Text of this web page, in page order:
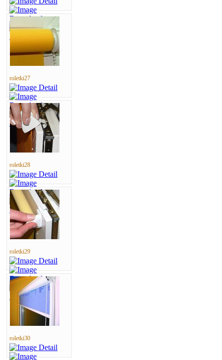
roletki27
roletki28
roletki29
roletki30